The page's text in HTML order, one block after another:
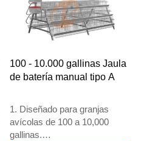
+8618830120193, +234
8111199996
100 - 10.000 gallinas Jaula
de batería manual tipo A
1. Diseñado para granjas
avícolas de 100 a 10,000
gallinas.